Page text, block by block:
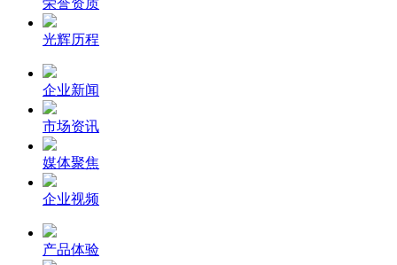
荣誉资质
光辉历程
企业新闻
市场资讯
媒体聚焦
企业视频
产品体验